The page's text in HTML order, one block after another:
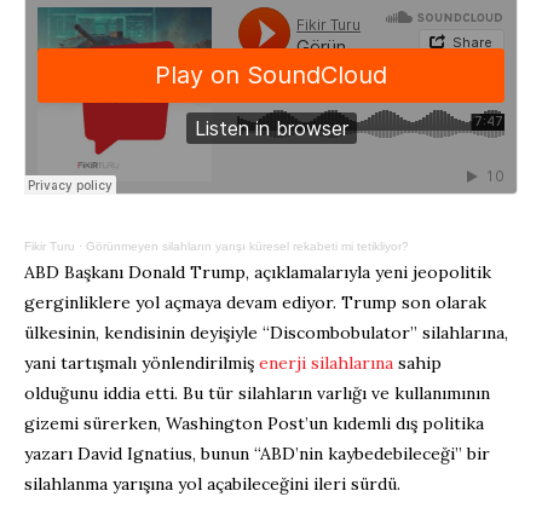
Fikir Turu · Görünmeyen silahların yarışı küresel rekabeti mi tetikliyor?
ABD Başkanı Donald Trump, açıklamalarıyla yeni jeopolitik
gerginliklere yol açmaya devam ediyor. Trump son olarak
ülkesinin, kendisinin deyişiyle “Discombobulator” silahlarına,
yani tartışmalı yönlendirilmiş enerji silahlarına sahip
olduğunu iddia etti. Bu tür silahların varlığı ve kullanımının
gizemi sürerken, Washington Post’un kıdemli dış politika
yazarı David Ignatius, bunun “ABD’nin kaybedebileceği” bir
silahlanma yarışına yol açabileceğini ileri sürdü.